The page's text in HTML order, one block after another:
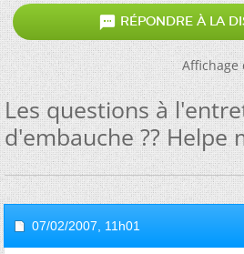
 RÉPONDRE À LA
Affichage
Les questions à
d'embauche ?? Helpe
07/02/2007, 11h01